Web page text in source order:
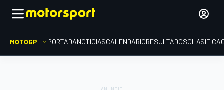
MOTOGP PORTADANOTICIASCALENDARIORESULTADOS